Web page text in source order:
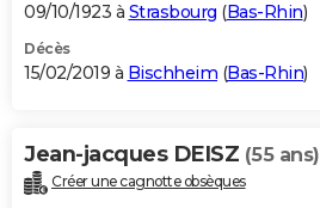
09/10/1923 à Strasbourg (Bas-Rhin)
Décès
15/02/2019 à Bischheim (Bas-Rhin)
Jean-jacques DEISZ (55 ans)
Créer une cagnotte obsèques